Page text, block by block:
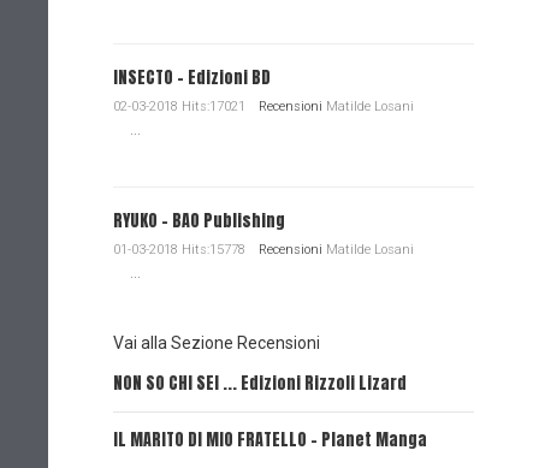
INSECTO - Edizioni BD
02-03-2018 Hits:17021 Recensioni Matilde Losani
...
RYUKO - BAO Publishing
01-03-2018 Hits:15778 Recensioni Matilde Losani
...
Vai alla Sezione Recensioni
NON SO CHI SEI ... Edizioni Rizzoli Lizard
IL MARITO DI MIO FRATELLO - Planet Manga